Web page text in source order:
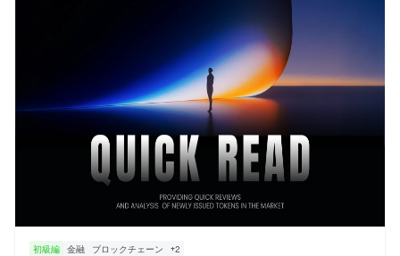
初級編 金融 ブロックチェーン +2